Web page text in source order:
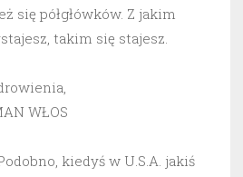
się półgłówków. Z jakim
takim się stajesz.
WŁOS
kiedyś w U.S.A. jakiś